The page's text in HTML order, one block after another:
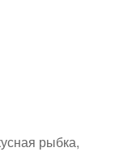
рыбка,